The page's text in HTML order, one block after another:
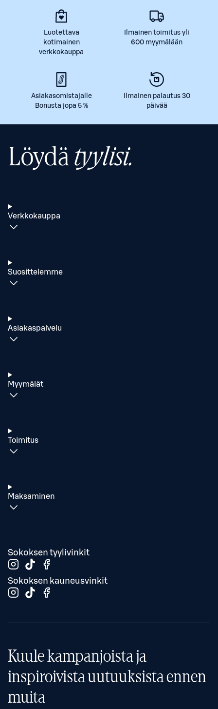
Luotettava
kotimainen
verkkokauppa
Ilmainen toimitus yli
600 myymälään
Asiakasomistajalle
Bonusta jopa 5 %
Ilmainen palautus 30
päivää
Löydätyylisi.
Verkkokauppa
Suosittelemme
Asiakaspalvelu
Myymälät
Toimitus
Maksaminen
Sokoksen tyylivinkit
Sokoksen kauneusvinkit
Kuule kampanjoista ja
inspiroivista uutuuksista ennen
muita